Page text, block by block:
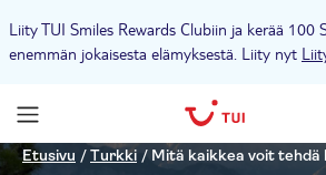
Liity TUI Smiles Rewards Clubiin ja kerää 100
enemmän jokaisesta elämyksestä. Liity nyt
Etusivu /Turkki / Mitä kaikkea voit tehdä
Hinta (per aikuinen)